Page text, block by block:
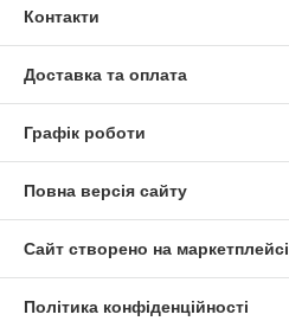
Контакти
Доставка та оплата
Графік роботи
Повна версія сайту
Сайт створено на маркетплейсі
Політика конфіденційності